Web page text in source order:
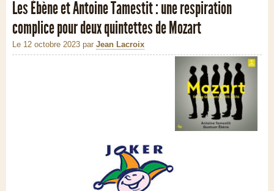
Les Ébène et Antoine Tamestit : une respiration
complice pour deux quintettes de Mozart
Le 12 octobre 2023 par Jean Lacroix